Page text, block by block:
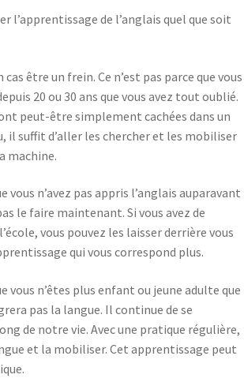
l’apprentissage de l’anglais quel que soit
être un frein. Ce n’est pas parce que vous
20 ou 30 ans que vous avez tout oublié.
peut-être simplement cachées dans un
il suffit d’aller les chercher et les mobiliser
machine.
vous n’avez pas appris l’anglais auparavant
le faire maintenant. Si vous avez de
vous pouvez les laisser derrière vous
qui vous correspond plus.
vous n’êtes plus enfant ou jeune adulte que
pas la langue. Il continue de se
de notre vie. Avec une pratique régulière,
et la mobiliser. Cet apprentissage peut